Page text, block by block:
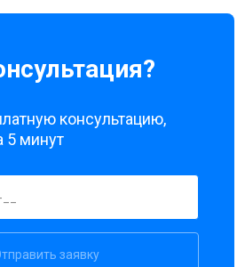
консультацию,
5 минут
заявку